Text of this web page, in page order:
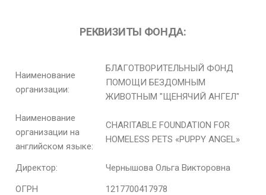
РЕКВИЗИТЫ ФОНДА:
Наименование
организации:
БЛАГОТВОРИТЕЛЬНЫЙ ФОНД
ПОМОЩИ БЕЗДОМНЫМ
ЖИВОТНЫМ "ЩЕНЯЧИЙ АНГЕЛ"
Наименование
организации на
английском языке:
CHARITABLE FOUNDATION FOR
HOMELESS PETS «PUPPY ANGEL»
Директор:
Чернышова Ольга Викторовна
ОГРН
1217700417978